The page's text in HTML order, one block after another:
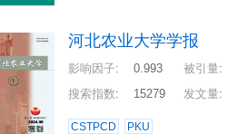
河北农业大学学报
影响因子: 0.993 被引量:
搜索指数: 15279 发文量:
CSTPCD PKU